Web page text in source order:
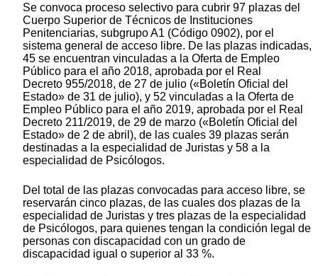
Se convoca proceso selectivo para cubrir 97 plazas del
Cuerpo Superior de Técnicos de Instituciones
Penitenciarias, subgrupo A1 (Código 0902), por el
sistema general de acceso libre. De las plazas indicadas,
45 se encuentran vinculadas a la Oferta de Empleo
Público para el año 2018, aprobada por el Real
Decreto 955/2018, de 27 de julio («Boletín Oficial del
Estado» de 31 de julio), y 52 vinculadas a la Oferta de
Empleo Público para el año 2019, aprobada por el Real
Decreto 211/2019, de 29 de marzo («Boletín Oficial del
Estado» de 2 de abril), de las cuales 39 plazas serán
destinadas a la especialidad de Juristas y 58 a la
especialidad de Psicólogos.
Del total de las plazas convocadas para acceso libre, se
reservarán cinco plazas, de las cuales dos plazas de la
especialidad de Juristas y tres plazas de la especialidad
de Psicólogos, para quienes tengan la condición legal de
personas con discapacidad con un grado de
discapacidad igual o superior al 33 %.